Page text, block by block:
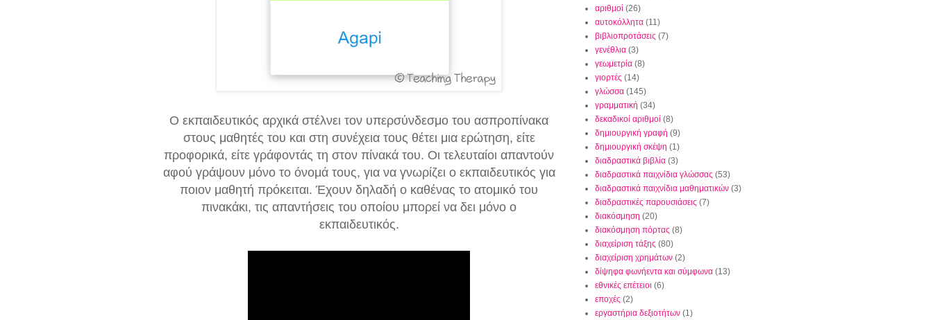
Ο εκπαιδευτικός αρχικά στέλνει τον υπερσύνδεσμο του ασπροπίνακα
στους μαθητές του και στη συνέχεια τους θέτει μια ερώτηση, είτε
προφορικά, είτε γράφοντάς τη στον πίνακά του. Οι τελευταίοι απαντούν
αφού γράψουν μόνο το όνομά τους, για να γνωρίζει ο εκπαιδευτικός για
ποιον μαθητή πρόκειται. Έχουν δηλαδή ο καθένας το ατομικό του
πινακάκι, τις απαντήσεις του οποίου μπορεί να δει μόνο ο
εκπαιδευτικός.
αριθμοί (26)
αυτοκόλλητα (11)
βιβλιοπροτάσεις (7)
γενέθλια (3)
γεωμετρία (8)
γιορτές (14)
γλώσσα (145)
γραμματική (34)
δεκαδικοί αριθμοί (8)
δημιουργική γραφή (9)
δημιουργική σκέψη (1)
διαδραστικά βιβλία (3)
διαδραστικά παιχνίδια γλώσσας (53)
διαδραστικά παιχνίδια μαθηματικών (3)
διαδραστικές παρουσιάσεις (7)
διακόσμηση (20)
διακόσμηση πόρτας (8)
διαχείριση τάξης (80)
διαχείριση χρημάτων (2)
δίψηφα φωνήεντα και σύμφωνα (13)
εθνικές επέτειοι (6)
εποχές (2)
εργαστήρια δεξιοτήτων (1)